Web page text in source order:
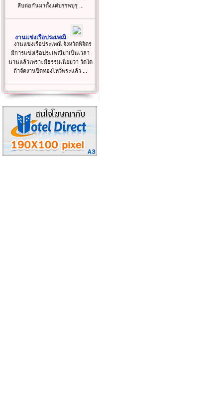
สืบต่อกันมาตั้งแต่บรรพบุรุ ...
งานแข่งเรือประเพณี
งานแข่งเรือประเพณี จังหวัดพิจิตร
มีการแข่งเรือประเพณีมาเป็นเวลา
นานแล้วเพราะมีธรรมเนียมว่า วัดใด
ถ้าจัดงานปิดทองไหว้พระแล้ว ...